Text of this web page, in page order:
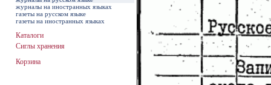
журналы на иностранных языках
газеты на русском языке
газеты на иностранных языках
Каталоги
Сиглы хранения
Корзина